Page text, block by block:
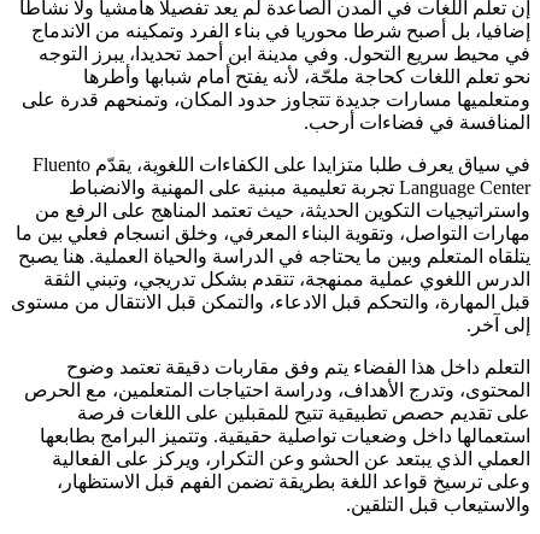
إن تعلم اللغات في المدن الصاعدة لم يعد تفصيلا هامشيا ولا نشاطا
إضافيا، بل أصبح شرطا محوريا في بناء الفرد وتمكينه من الاندماج
في محيط سريع التحول. وفي مدينة ابن أحمد تحديدا، يبرز التوجه
نحو تعلم اللغات كحاجة ملحّة، لأنه يفتح أمام شبابها وأطرها
ومتعلميها مسارات جديدة تتجاوز حدود المكان، وتمنحهم قدرة على
المنافسة في فضاءات أرحب.
في سياق يعرف طلبا متزايدا على الكفاءات اللغوية، يقدّم Fluento
Language Center تجربة تعليمية مبنية على المهنية والانضباط
واستراتيجيات التكوين الحديثة، حيث تعتمد المناهج على الرفع من
مهارات التواصل، وتقوية البناء المعرفي، وخلق انسجام فعلي بين ما
يتلقاه المتعلم وبين ما يحتاجه في الدراسة والحياة العملية. هنا يصبح
الدرس اللغوي عملية ممنهجة، تتقدم بشكل تدريجي، وتبني الثقة
قبل المهارة، والتحكم قبل الادعاء، والتمكن قبل الانتقال من مستوى
إلى آخر.
التعلم داخل هذا الفضاء يتم وفق مقاربات دقيقة تعتمد وضوح
المحتوى، وتدرج الأهداف، ودراسة احتياجات المتعلمين، مع الحرص
على تقديم حصص تطبيقية تتيح للمقبلين على اللغات فرصة
استعمالها داخل وضعيات تواصلية حقيقية. وتتميز البرامج بطابعها
العملي الذي يبتعد عن الحشو وعن التكرار، ويركز على الفعالية
وعلى ترسيخ قواعد اللغة بطريقة تضمن الفهم قبل الاستظهار،
والاستيعاب قبل التلقين.